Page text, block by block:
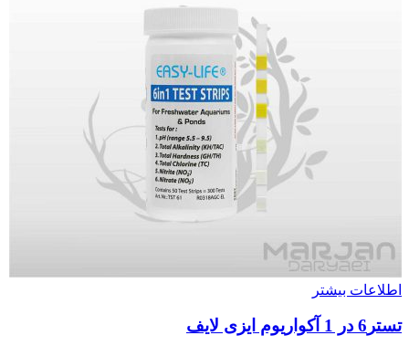
اطلاعات بیشتر
تستر6 در 1 آکواریوم ایزی لایف